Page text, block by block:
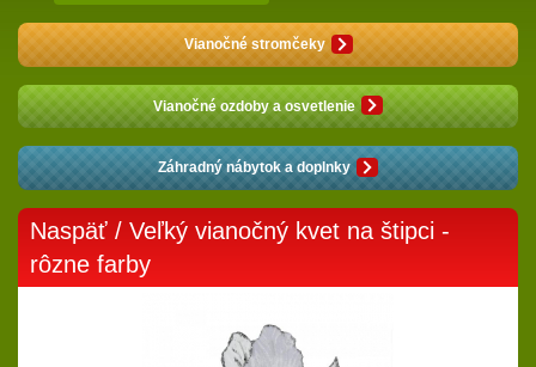
Vianočné stromčeky
Vianočné ozdoby a osvetlenie
Záhradný nábytok a doplnky
Naspäť / Veľký vianočný kvet na štipci -
rôzne farby